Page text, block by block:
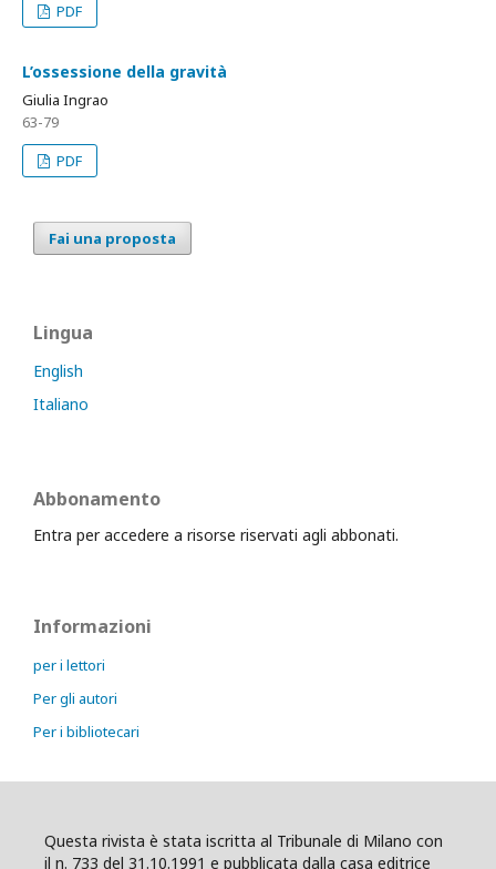
PDF
L’ossessione della gravità
Giulia Ingrao
63-79
PDF
Fai una proposta
Lingua
English
Italiano
Abbonamento
Entra per accedere a risorse riservati agli abbonati.
Informazioni
per i lettori
Per gli autori
Per i bibliotecari
Questa rivista è stata iscritta al Tribunale di Milano con
il n. 733 del 31.10.1991 e pubblicata dalla casa editrice